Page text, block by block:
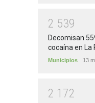
2 539
Decomisan
cocaína en La
Municipios 13
2 1 72